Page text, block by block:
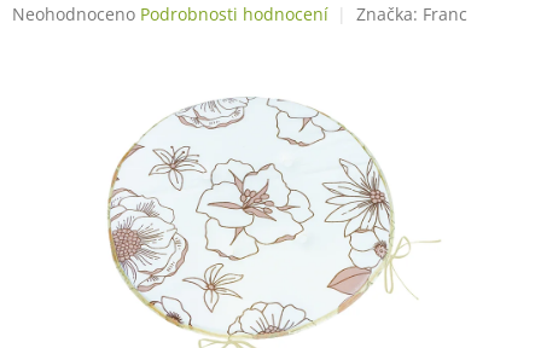
Průměrné
Neohodnoceno Podrobnosti hodnocení Značka: Franc